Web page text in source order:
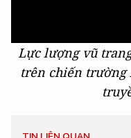
Lực lượng vũ
trên chiến trường